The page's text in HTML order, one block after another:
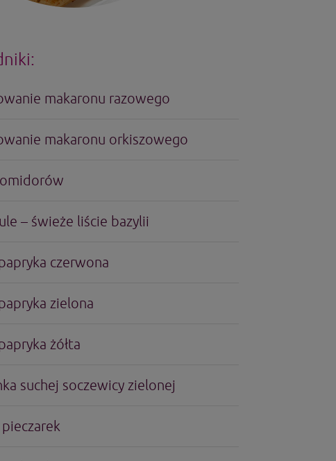
makaronu razowego
makaronu orkiszowego
– świeże liście bazylii
czerwona
zielona
żółta
suchej soczewicy zielonej